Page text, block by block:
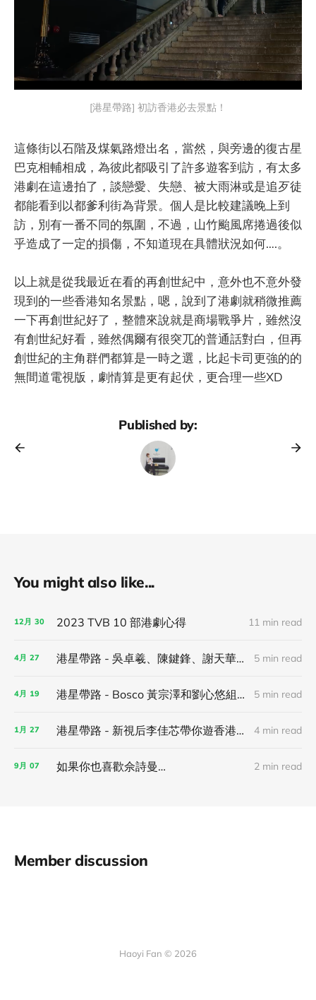
[港星帶路] 初訪香港必去景點！
這條街以石階及煤氣路燈出名，當然，與旁邊的復古星
巴克相輔相成，為彼此都吸引了許多遊客到訪，有太多
港劇在這邊拍了，談戀愛、失戀、被大雨淋或是追歹徒
都能看到以都爹利街為背景。個人是比較建議晚上到
訪，別有一番不同的氛圍，不過，山竹颱風席捲過後似
乎造成了一定的損傷，不知道現在具體狀況如何….。
以上就是從我最近在看的再創世紀中，意外也不意外發
現到的一些香港知名景點，嗯，說到了港劇就稍微推薦
一下再創世紀好了，整體來說就是商場戰爭片，雖然沒
有創世紀好看，雖然偶爾有很突兀的普通話對白，但再
創世紀的主角群們都算是一時之選，比起卡司更強的的
無間道電視版，劇情算是更有起伏，更合理一些XD
Published by:
You might also like...
12月 30 2023 TVB 10 部港劇心得 11 min read
4月 27 港星帶路 - 吳卓羲、陳鍵鋒、謝天華攜手帶你逛香港島景點！ 5 min read
4月 19 港星帶路 - Bosco 黃宗澤和劉心悠組成保險調查員，帶你逛香港！ 5 min read
1月 27 港星帶路 - 新視后李佳芯帶你遊香港！ 4 min read
9月 07 如果你也喜歡佘詩曼… 2 min read
Member discussion
Haoyi Fan © 2026